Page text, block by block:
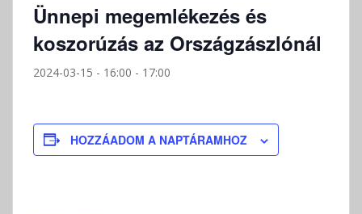
Ünnepi megemlékezés és
koszorúzás az Országzászlónál
2024-03-15 - 16:00 - 17:00
HOZZÁADOM A NAPTÁRAMHOZ